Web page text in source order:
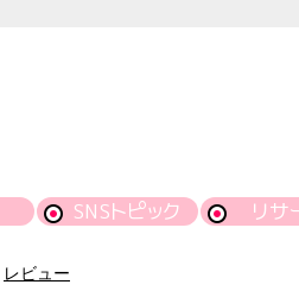
SNSトピック リサ
レビュー